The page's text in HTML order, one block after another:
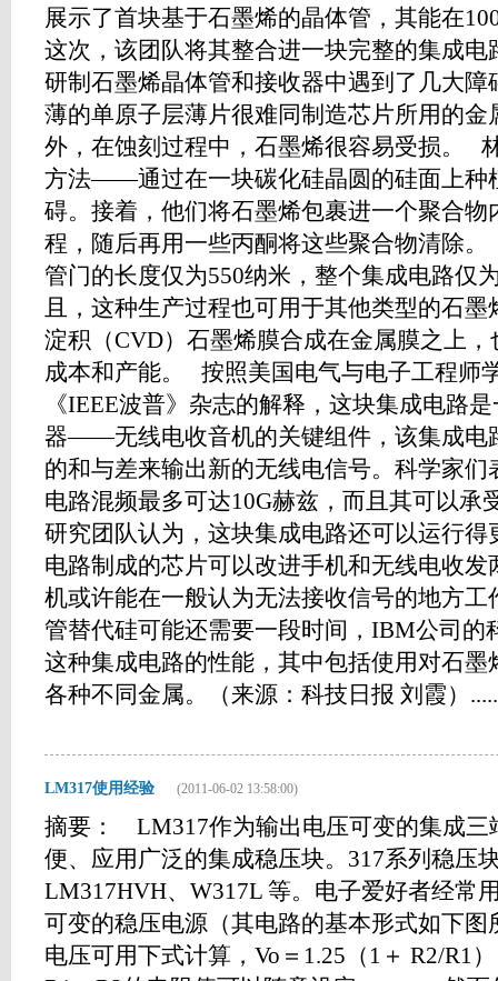
展示了首块基于石墨烯的晶体管，其能在
这次，该团队将其整合进一块完整的集成
研制石墨烯晶体管和接收器中遇到了几大
薄的单原子层薄片很难同制造芯片所用的
外，在蚀刻过程中，石墨烯很容易受损。
方法——通过在一块碳化硅晶圆的硅面上种
碍。接着，他们将石墨烯包裹进一个聚合
程，随后再用一些丙酮将这些聚合物清除
管门的长度仅为550纳米，整个集成电路仅
且，这种生产过程也可用于其他类型的石
淀积（CVD）石墨烯膜合成在金属膜之上
成本和产能。 按照美国电气与电子工程师
《IEEE波普》杂志的解释，这块集成电路
器——无线电收音机的关键组件，该集成电
的和与差来输出新的无线电信号。科学家
电路混频最多可达10G赫兹，而且其可以
研究团队认为，这块集成电路还可以运行
电路制成的芯片可以改进手机和无线电收
机或许能在一般认为无法接收信号的地方
管替代硅可能还需要一段时间，IBM公司的
这种集成电路的性能，其中包括使用对石
各种不同金属。（来源：科技日报 刘霞）
LM317使用经验 (2011-06-02 13:58:00)
摘要： LM317作为输出电压可变的集成三
便、应用广泛的集成稳压块。317系列稳压
LM317HVH、W317L 等。电子爱好者经常
可变的稳压电源（其电路的基本形式如下
电压可用下式计算，Vo＝1.25（1＋ R2/R1